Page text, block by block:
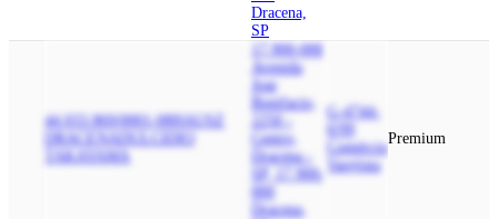
Dracena,
SP
44.033.869/0001-08HAUSZ
DRACENADULCIDIO
TAKAYAMA
17.900-000
Avenida
Jose
Bonifacio,
Centro,
Dracena -
SP, 17.900-
000
Dracena,
G-4744-
Comércio
Varejista
Premium